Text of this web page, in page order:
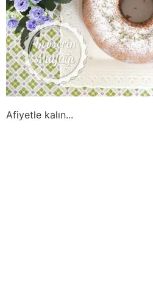
Afiyetle kalın...